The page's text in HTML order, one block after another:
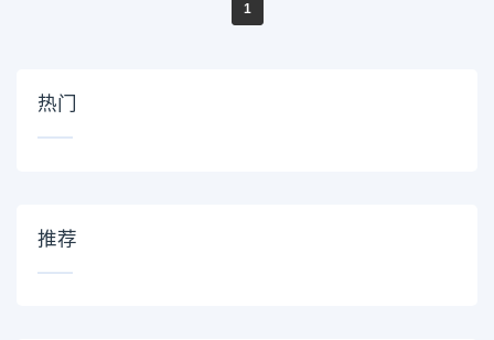
1
热门
推荐